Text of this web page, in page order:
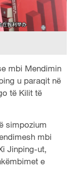
mbi Mendimin
u paraqit në
të Kilit të
simpozium
mbi
Jinping-ut,
e